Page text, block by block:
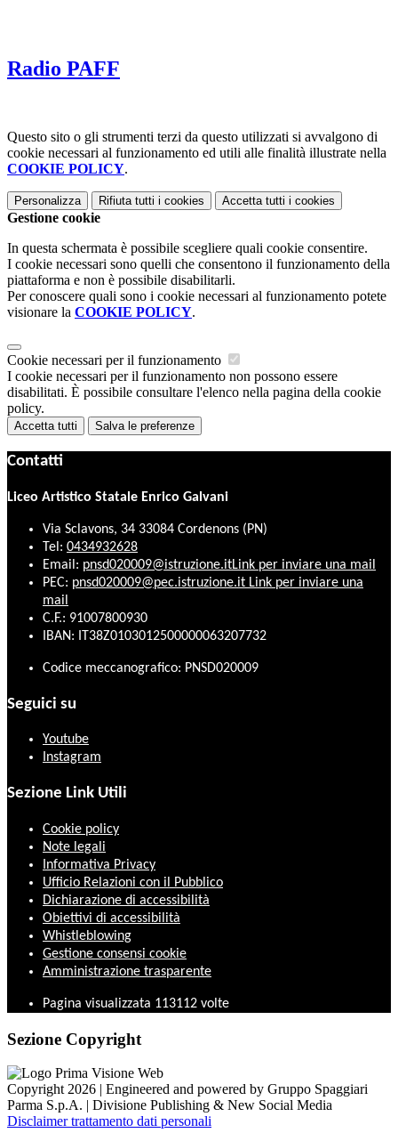
Radio PAFF
Questo sito o gli strumenti terzi da questo utilizzati si avvalgono di
cookie necessari al funzionamento ed utili alle finalità illustrate nella
COOKIE POLICY.
Personalizza Rifiuta tutti i cookies Accetta tutti i cookies
Gestione cookie
In questa schermata è possibile scegliere quali cookie consentire.
I cookie necessari sono quelli che consentono il funzionamento della
piattaforma e non è possibile disabilitarli.
Per conoscere quali sono i cookie necessari al funzionamento potete
visionare la COOKIE POLICY.
Cookie necessari per il funzionamento
I cookie necessari per il funzionamento non possono essere
disabilitati. È possibile consultare l'elenco nella pagina della cookie
policy.
Accetta tutti Salva le preferenze
Contatti
Liceo Artistico Statale Enrico Galvani
Via Sclavons, 34 33084 Cordenons (PN)
Tel: 0434932628
Email: pnsd020009@istruzione.itLink per inviare una mail
PEC: pnsd020009@pec.istruzione.it Link per inviare una
mail
C.F.: 91007800930
IBAN: IT38Z0103012500000063207732
Codice meccanografico: PNSD020009
Seguici su
Youtube
Instagram
Sezione Link Utili
Cookie policy
Note legali
Informativa Privacy
Ufficio Relazioni con il Pubblico
Dichiarazione di accessibilità
Obiettivi di accessibilità
Whistleblowing
Gestione consensi cookie
Amministrazione trasparente
Pagina visualizzata 113112 volte
Sezione Copyright
Copyright 2026 | Engineered and powered by Gruppo Spaggiari
Parma S.p.A. | Divisione Publishing & New Social Media
Disclaimer trattamento dati personali